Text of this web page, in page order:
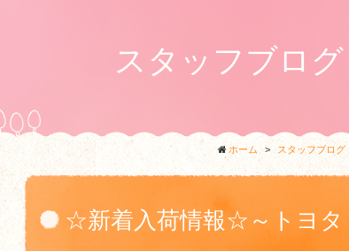
スタッフブログ
ホーム > スタッフブログ
☆新着入荷情報☆～トヨ